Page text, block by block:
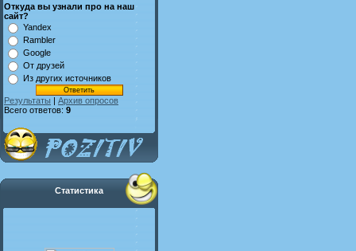
Откуда вы узнали про на наш
сайт?
Yandex
Rambler
Google
От друзей
Из других источников
Результаты | Архив опросов
Всего ответов: 9
Статистика